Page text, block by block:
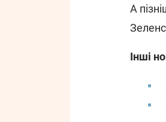
А
Інші